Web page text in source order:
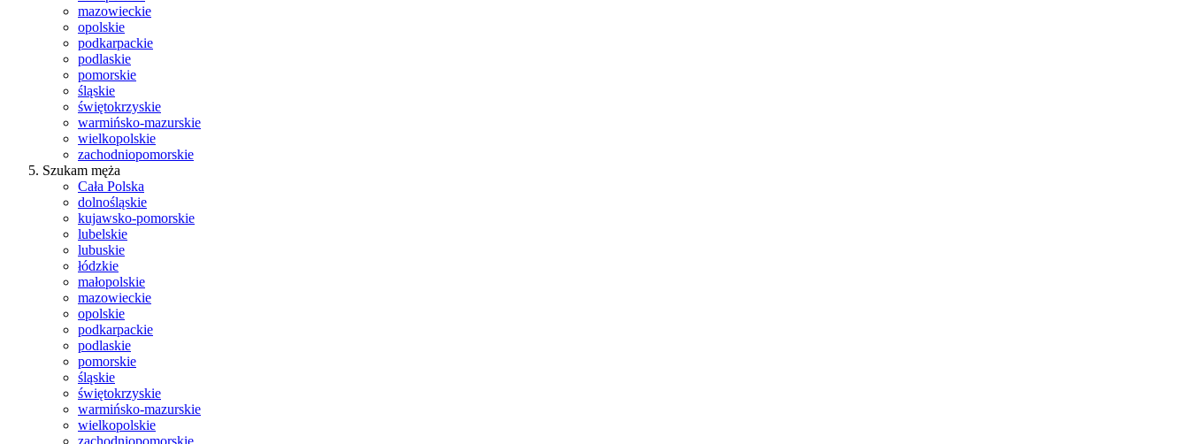
mazowieckie
opolskie
podkarpackie
podlaskie
pomorskie
śląskie
świętokrzyskie
warmińsko-mazurskie
wielkopolskie
zachodniopomorskie
Szukam męża
Cała Polska
dolnośląskie
kujawsko-pomorskie
lubelskie
lubuskie
łódzkie
małopolskie
mazowieckie
opolskie
podkarpackie
podlaskie
pomorskie
śląskie
świętokrzyskie
warmińsko-mazurskie
wielkopolskie
zachodniopomorskie